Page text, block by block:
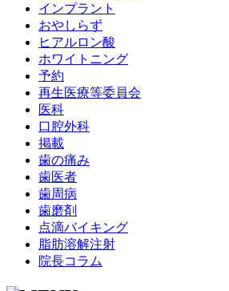
インプラント
おやしらず
ヒアルロン酸
ホワイトニング
予約
再生医療等委員会
医科
口腔外科
掲載
歯の痛み
歯医者
歯周病
歯磨剤
点滴バイキング
脂肪溶解注射
院長コラム